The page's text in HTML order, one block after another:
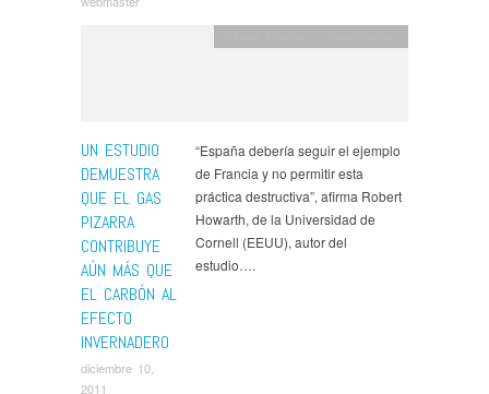
UN ESTUDIO
DEMUESTRA
QUE EL GAS
PIZARRA
CONTRIBUYE
AÚN MÁS QUE
EL CARBÓN AL
EFECTO
INVERNADERO
diciembre 10,
2011
“España debería seguir el ejemplo
de Francia y no permitir esta
práctica destructiva”, afirma Robert
Howarth, de la Universidad de
Cornell (EEUU), autor del
estudio….